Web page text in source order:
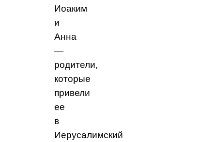
Иоаким
и
Анна
—
родители,
которые
привели
ее
в
Иерусалимский